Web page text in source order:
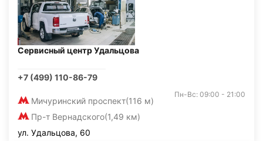
Сервисный центр Удальцова
+7 (499) 110-86-79
Мичуринский проспект(116 м)
Пр-т Вернадского(1,49 км)
Пн-Вс: 09:00 - 21:00
ул. Удальцова, 60